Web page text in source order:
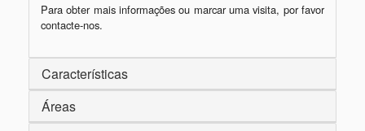
Para obter mais informações ou marcar uma visita, por favor
contacte-nos.
Características
Áreas